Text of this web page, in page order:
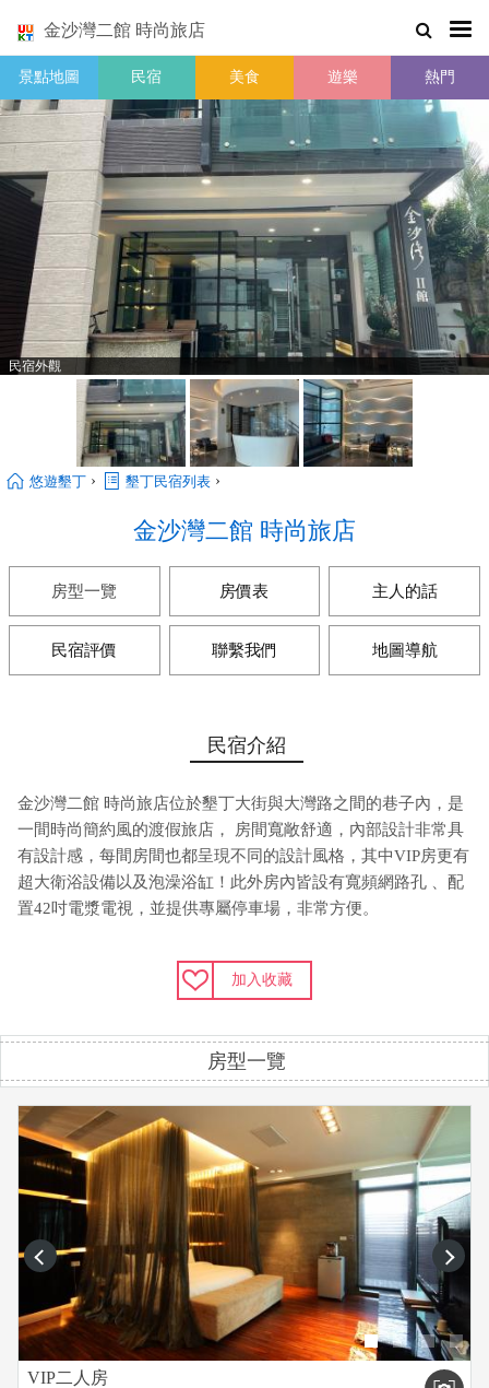
金沙灣二館 時尚旅店
景點地圖 民宿 美食 遊樂 熱門
民宿外觀
悠遊墾丁 › 墾丁民宿列表 ›
金沙灣二館 時尚旅店
房型一覽 房價表 主人的話
民宿評價 聯繫我們 地圖導航
民宿介紹
金沙灣二館 時尚旅店位於墾丁大街與大灣路之間的巷子內，是
一間時尚簡約風的渡假旅店， 房間寬敞舒適，內部設計非常具
有設計感，每間房間也都呈現不同的設計風格，其中VIP房更有
超大衛浴設備以及泡澡浴缸！此外房內皆設有寬頻網路孔 、配
置42吋電漿電視，並提供專屬停車場，非常方便。
加入收藏
房型一覽
prev next
VIP二人房